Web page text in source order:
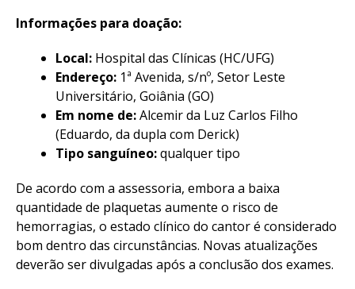
Informações para doação:
Local: Hospital das Clínicas (HC/UFG)
Endereço: 1ª Avenida, s/nº, Setor Leste
Universitário, Goiânia (GO)
Em nome de:Alcemir da Luz Carlos Filho
(Eduardo, da dupla com Derick)
Tipo sanguíneo:qualquer tipo
De acordo com a assessoria, embora a baixa
quantidade de plaquetas aumente o risco de
hemorragias, o estado clínico do cantor é considerado
bom dentro das circunstâncias. Novas atualizações
deverão ser divulgadas após a conclusão dos exames.